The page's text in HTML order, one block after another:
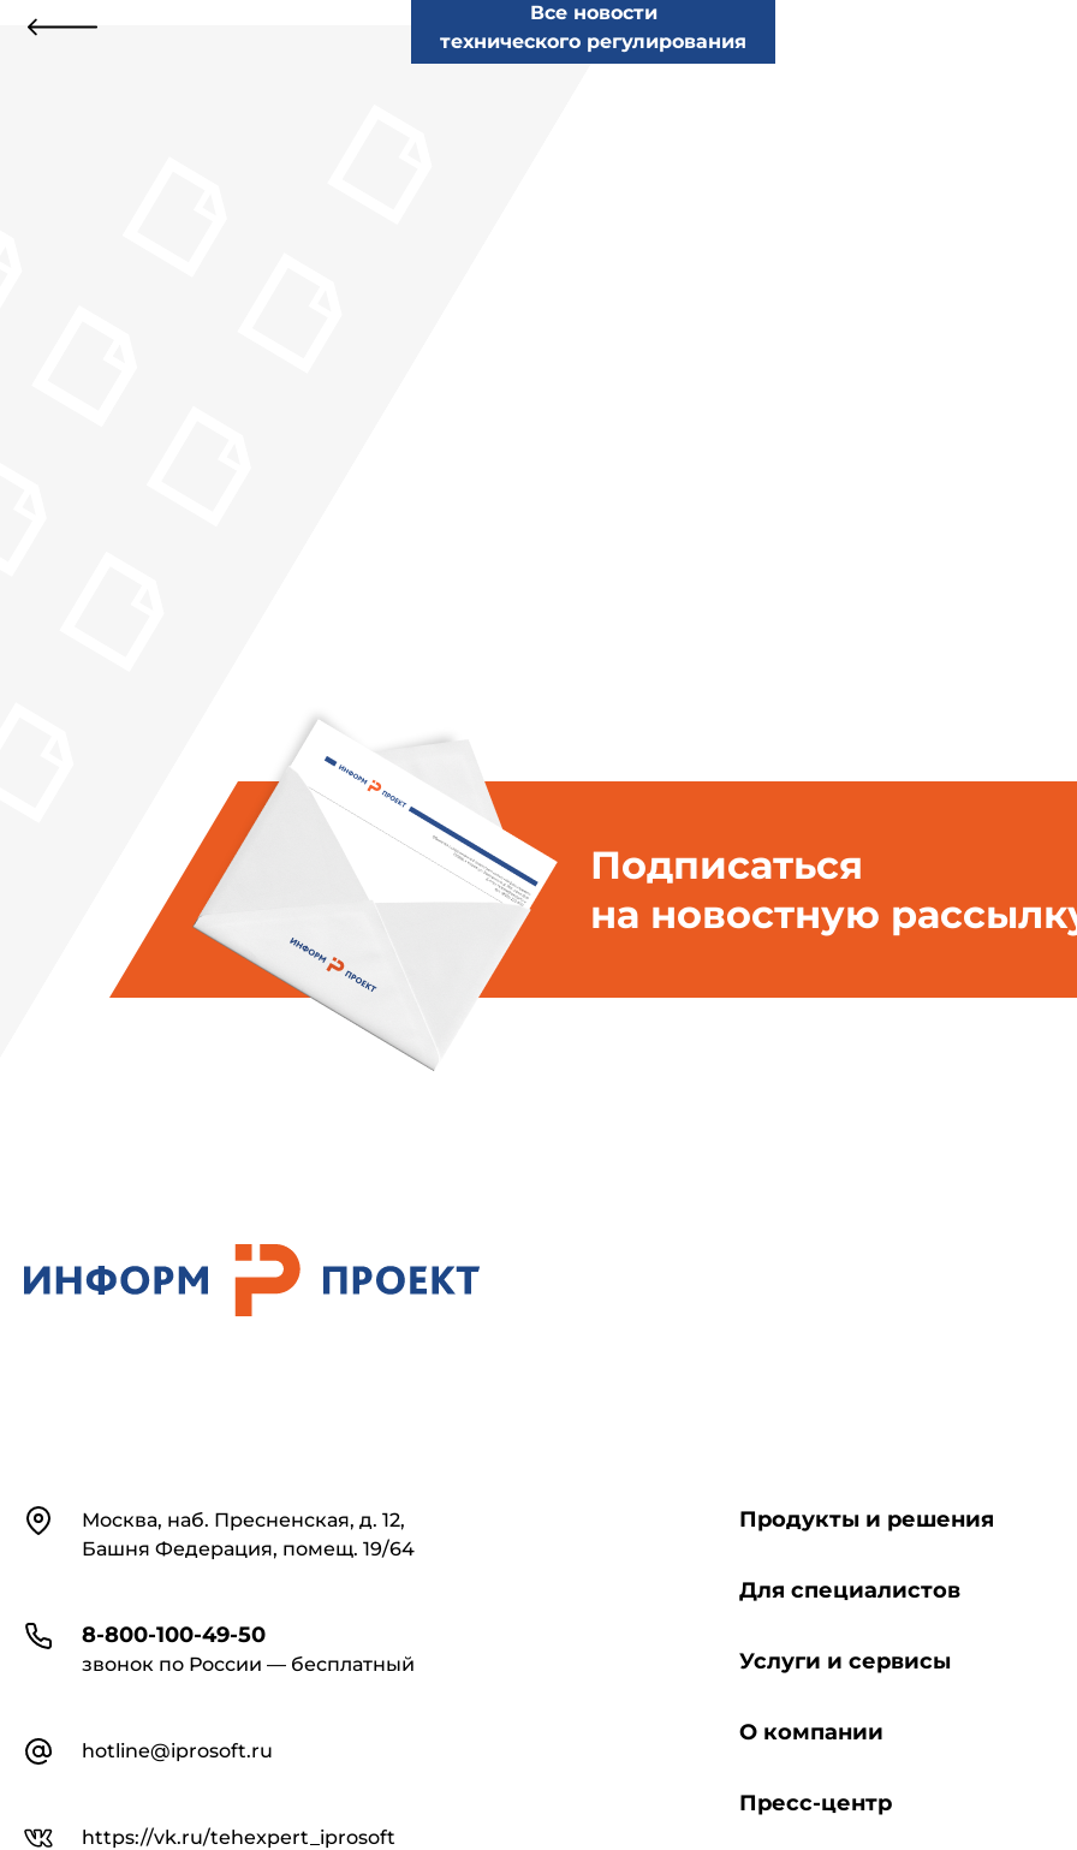
Все новости
технического регулирования
Подписаться
на новостную
КонтактыМосква, наб. Пресненская, д. 12,
Башня Федерация, помещ. 19/64
8-800-100-49-50
звонок по России — бесплатный
hotline@iprosoft.ru
https://vk.ru/tehexpert_iprosoft
Продукты и решения
Для специалистов
Услуги и сервисы
О компании
Пресс-центр